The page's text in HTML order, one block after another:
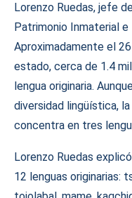
Lorenzo Ruedas, jefe
Patrimonio Inmaterial
Aproximadamente el
estado, cerca de 1.4
lengua originaria.
diversidad lingüística,
concentra en tres
Lorenzo Ruedas
12 lenguas originarias: